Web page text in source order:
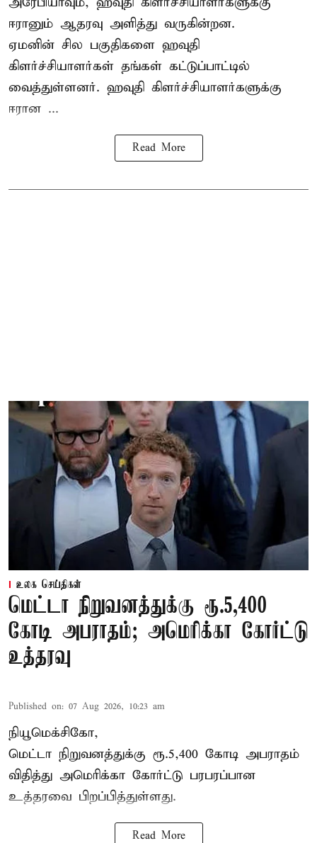
ஈரானும் ஆதரவு அளித்து வருகின்றன.
ஏமனின் சில பகுதிகளை ஹவுதி
கிளர்ச்சியாளர்கள் தங்கள் கட்டுப்பாட்டில்
வைத்துள்ளனர். ஹவுதி கிளர்ச்சியாளர்களுக்கு
ஈரான ...
Read More
உலக செய்திகள்
மெட்டா நிறுவனத்துக்கு ரூ.5,400
கோடி அபராதம்; அமெரிக்கா கோர்ட்டு
உத்தரவு
Published on: 07 Aug 2026, 10:23 am
நியூமெக்சிகோ,
மெட்டா நிறுவனத்துக்கு ரூ.5,400 கோடி அபராதம்
விதித்து அமெரிக்கா கோர்ட்டு பரபரப்பான
உத்தரவை பிறப்பித்துள்ளது.
Read More